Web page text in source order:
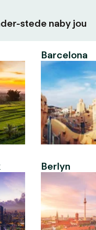
stede naby jou
Barcelona
Berlyn